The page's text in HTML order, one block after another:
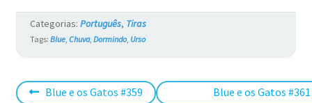
Categorias: Português, Tiras
Tags: Blue, Chuva, Dormindo, Urso
Navegação
Post
Blue e os Gatos #359
Próximo
Blue e os Gatos